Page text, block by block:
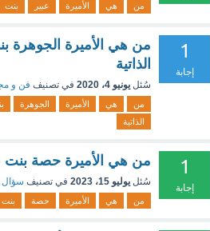
من هي الأميرة عبير بنت
1
إجابة
من هي الأميرة الجوهرة
الذاتية
سُئل يونيو 4، 2020 في تصنيف فن و
من هي الأميرة الجوهرة
الذاتية
1
إجابة
من هي الأميرة حصة بنت
سُئل يوليو 15، 2023 في تصنيف سؤال
من هي الأميرة حصة بنت